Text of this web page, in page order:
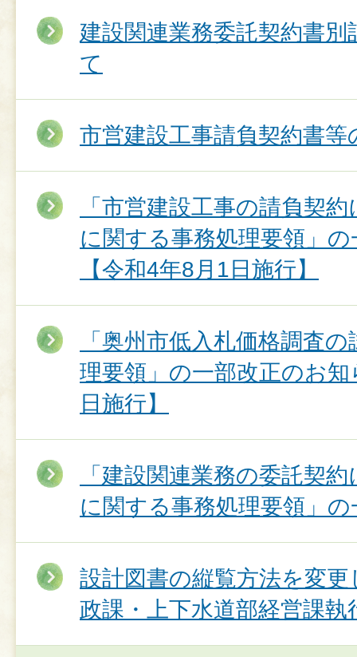
建設関連業務委託契約書
て
市営建設工事請負契約書
「市営建設工事の請負契
に関する事務処理要領」
【令和4年8月1日施行】
「奥州市低入札価格調査
理要領」の一部改正のお
日施行】
「建設関連業務の委託契
に関する事務処理要領」
設計図書の縦覧方法を変
政課・上下水道部経営課執